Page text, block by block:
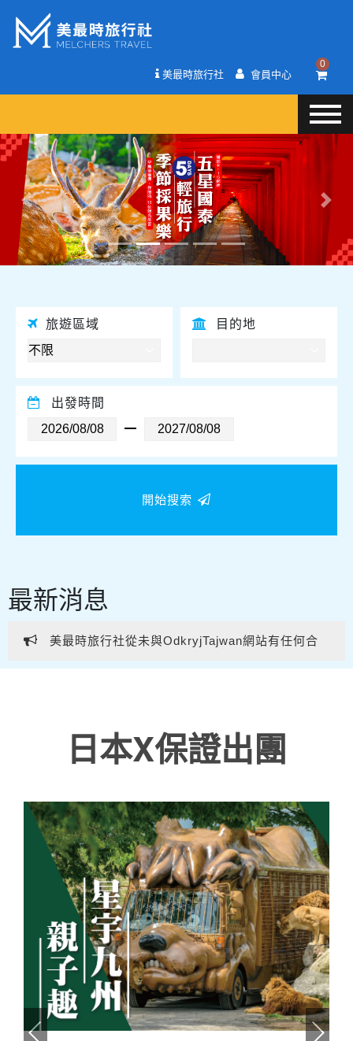
美最時旅行社 會員中心
0
往前 往後
旅遊區域 目的地
出發時間
開始搜索
最新消息
美最時旅行社從未與OdkryjTajwan網站有任何合
官方管道聯繫。
受誤導或造成權益受損。 如有疑問，請直接與本公司
日本X保證出團